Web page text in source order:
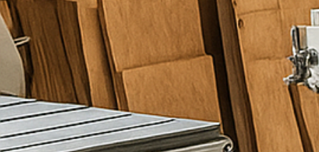
ו
ת
כ
ם
מ
ל
א
ו